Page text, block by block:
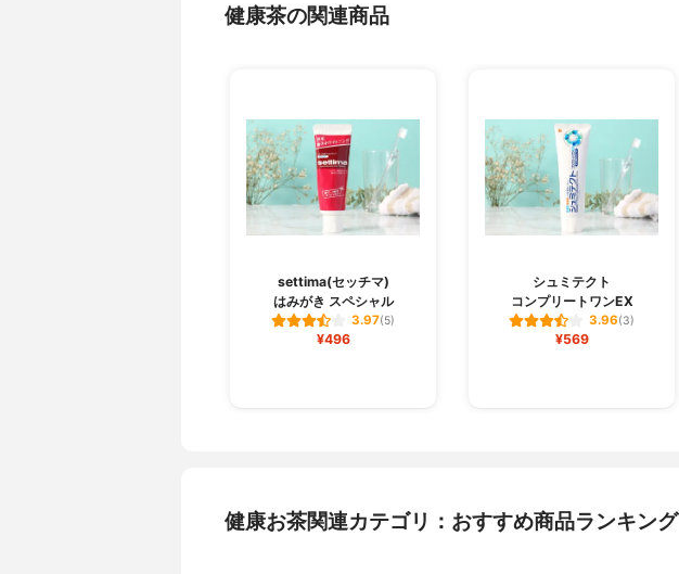
健康茶の関連商品
settima(セッチマ)
はみがき スペシャル
3.97(5)
¥496
シュミテクト
コンプリートワンEX
3.96(3)
¥569
健康お茶関連カテゴリ：おすすめ商品ランキング